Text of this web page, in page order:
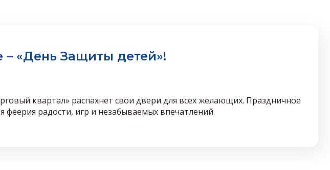
«День Защиты детей»!
квартал» распахнет свои двери для всех желающих. Праздничное
радости, игр и незабываемых впечатлений.